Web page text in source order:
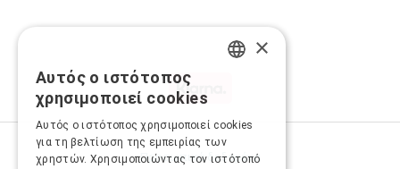
Προσωπικά δεδομένα
×
Αυτός ο ιστότοπος
χρησιμοποιεί cookies
Αυτός ο ιστότοπος χρησιμοποιεί cookies
για τη βελτίωση της εμπειρίας των
χρηστών. Χρησιμοποιώντας τον ιστότοπό